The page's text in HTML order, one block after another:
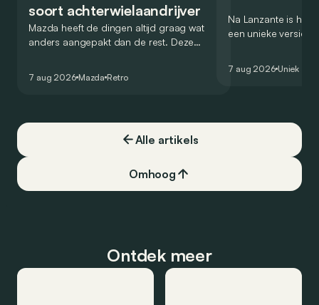
soort achterwielaandrijver
Mazda heeft de dingen altijd graag wat
anders aangepakt dan de rest. Deze
7 aug 2026 Mazda Retro
Na Lanzante is het
een unieke versie
7 aug 2026 Uniek
Alle artikels
Omhoog
Ontdek meer